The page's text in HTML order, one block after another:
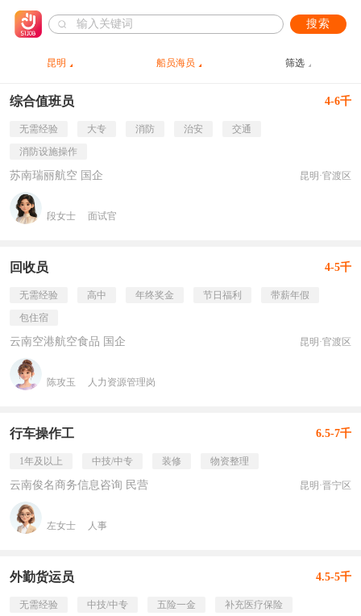
搜索
昆明 船员海员 筛选
综合值班员 4-6千
无需经验 大专 消防 治安
交通
消防设施操作
苏南瑞丽航空 国企 昆明·官渡区
段女士 面试官
回收员 4-5千
无需经验 高中 年终奖金 节日福利
带薪年假
包住宿
云南空港航空食品 国企 昆明·官渡区
陈攻玉 人力资源管理岗
行车操作工 6.5-7千
1年及以上 中技/中专 装修 物资整理
云南俊名商务信息咨询 民营 昆明·晋宁区
左女士 人事
外勤货运员 4.5-5千
无需经验 中技/中专 五险一金
补充医疗保险